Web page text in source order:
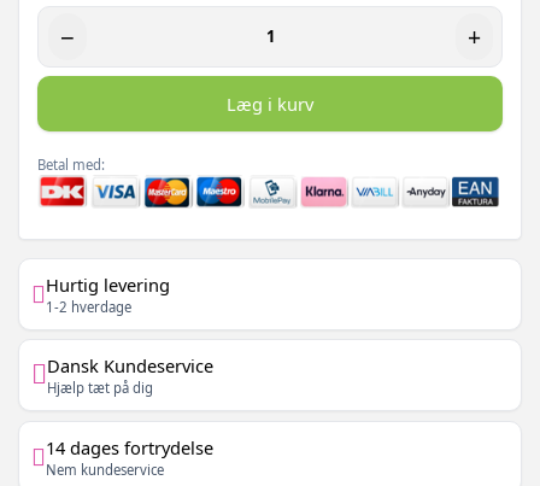
− +
Læg i kurv
Betal med:
Hurtig levering
1-2 hverdage
Dansk Kundeservice
Hjælp tæt på dig
14 dages fortrydelse
Nem kundeservice